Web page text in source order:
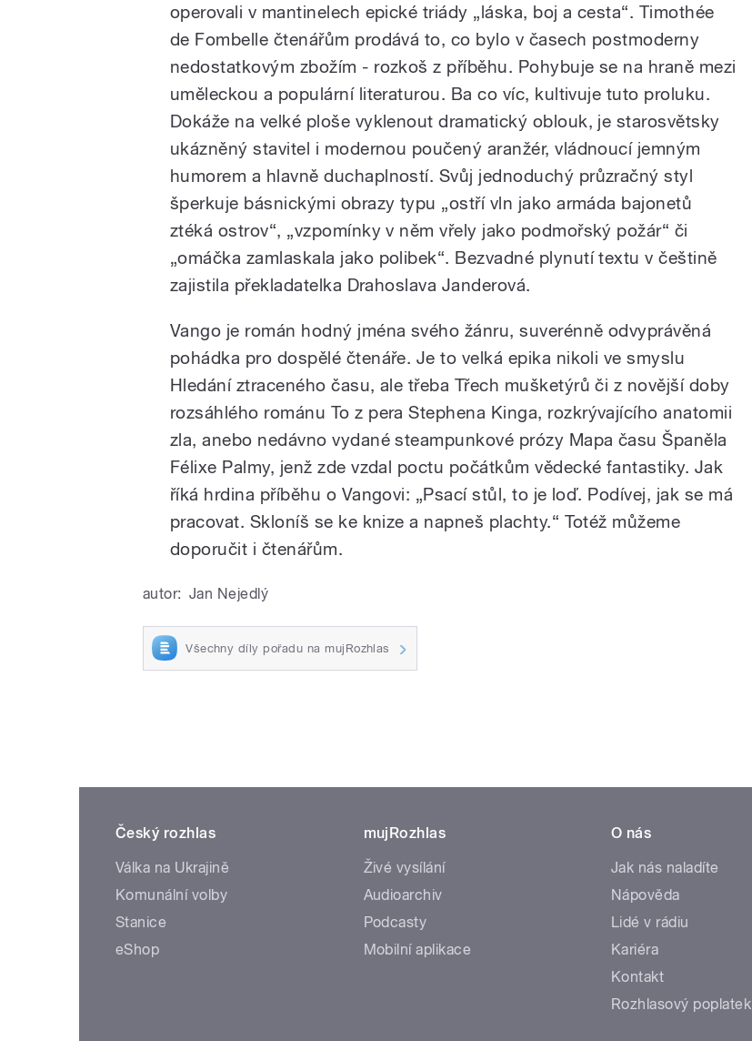
operovali v mantinelech epické triády „láska, boj a cesta“. Timothée
de Fombelle čtenářům prodává to, co bylo v časech postmoderny
nedostatkovým zbožím - rozkoš z příběhu. Pohybuje se na hraně mezi
uměleckou a populární literaturou. Ba co víc, kultivuje tuto proluku.
Dokáže na velké ploše vyklenout dramatický oblouk, je starosvětsky
ukázněný stavitel i modernou poučený aranžér, vládnoucí jemným
humorem a hlavně duchaplností. Svůj jednoduchý průzračný styl
šperkuje básnickými obrazy typu „ostří vln jako armáda bajonetů
ztéká ostrov“, „vzpomínky v něm vřely jako podmořský požár“ či
„omáčka zamlaskala jako polibek“. Bezvadné plynutí textu v češtině
zajistila překladatelka Drahoslava Janderová.
Vango je román hodný jména svého žánru, suverénně odvyprávěná
pohádka pro dospělé čtenáře. Je to velká epika nikoli ve smyslu
Hledání ztraceného času, ale třeba Třech mušketýrů či z novější doby
rozsáhlého románu To z pera Stephena Kinga, rozkrývajícího anatomii
zla, anebo nedávno vydané steampunkové prózy Mapa času Španěla
Félixe Palmy, jenž zde vzdal poctu počátkům vědecké fantastiky. Jak
říká hrdina příběhu o Vangovi: „Psací stůl, to je loď. Podívej, jak se má
pracovat. Skloníš se ke knize a napneš plachty.“ Totéž můžeme
doporučit i čtenářům.
autor: Jan Nejedlý
Všechny díly pořadu na mujRozhlas
Český rozhlas
Válka na Ukrajině
Komunální volby
Stanice
eShop
mujRozhlas
Živé vysílání
Audioarchiv
Podcasty
Mobilní aplikace
O nás
Jak nás naladíte
Nápověda
Lidé v rádiu
Kariéra
Kontakt
Rozhlasový poplatek